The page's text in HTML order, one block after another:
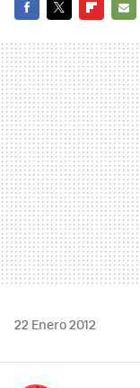
MAIL
22 Enero 2012